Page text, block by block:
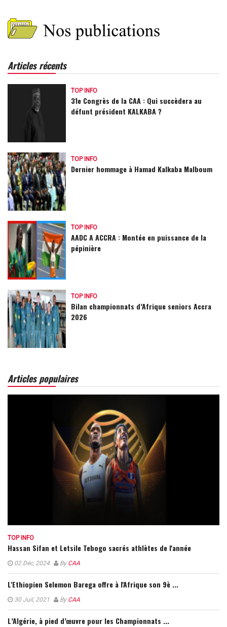
Articles récents
TOP INFO
31e Congrès de la CAA : Qui succèdera au
défunt président KALKABA ?
TOP INFO
Dernier hommage à Hamad Kalkaba Malboum
TOP INFO
AADC A ACCRA : Montée en puissance de la
pépinière
TOP INFO
Bilan championnats d’Afrique seniors Accra
2026
Articles populaires
TOP INFO
Hassan Sifan et Letsile Tebogo sacrés athlètes de l'année
02 Déc, 2024 By CAA
L'Ethiopien Selemon Barega offre à l'Afrique son 9è ...
30 Juil, 2021 By CAA
L’Algérie, à pied d’œuvre pour les Championnats ...